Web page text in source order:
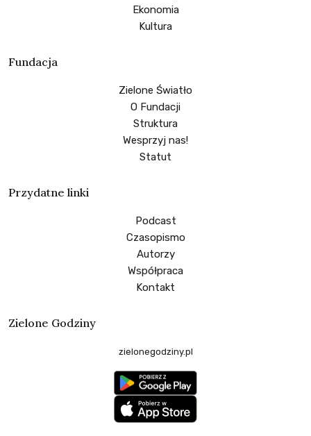
Ekonomia
Kultura
Fundacja
Zielone Światło
O Fundacji
Struktura
Wesprzyj nas!
Statut
Przydatne linki
Podcast
Czasopismo
Autorzy
Współpraca
Kontakt
Zielone Godziny
zielonegodziny.pl